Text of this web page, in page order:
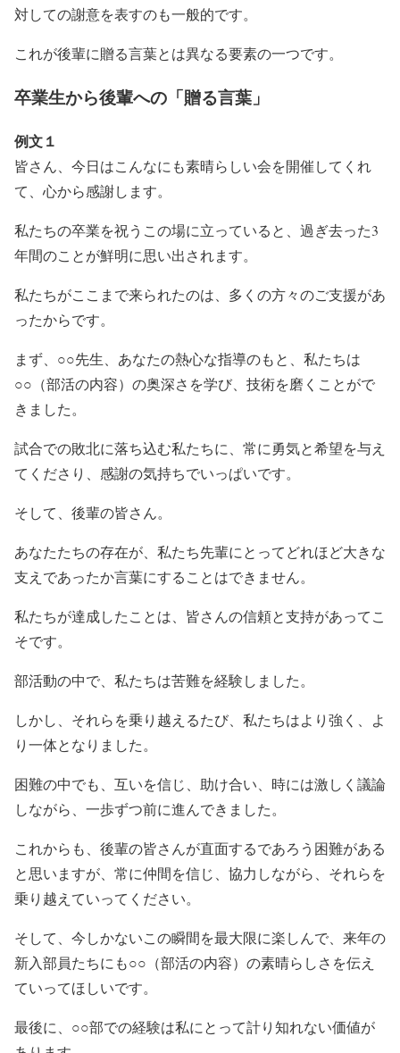
対しての謝意を表すのも一般的です。
これが後輩に贈る言葉とは異なる要素の一つです。
卒業生から後輩への「贈る言葉」
例文１
皆さん、今日はこんなにも素晴らしい会を開催してくれ
て、心から感謝します。
私たちの卒業を祝うこの場に立っていると、過ぎ去った3
年間のことが鮮明に思い出されます。
私たちがここまで来られたのは、多くの方々のご支援があ
ったからです。
まず、○○先生、あなたの熱心な指導のもと、私たちは
○○（部活の内容）の奥深さを学び、技術を磨くことがで
きました。
試合での敗北に落ち込む私たちに、常に勇気と希望を与え
てくださり、感謝の気持ちでいっぱいです。
そして、後輩の皆さん。
あなたたちの存在が、私たち先輩にとってどれほど大きな
支えであったか言葉にすることはできません。
私たちが達成したことは、皆さんの信頼と支持があってこ
そです。
部活動の中で、私たちは苦難を経験しました。
しかし、それらを乗り越えるたび、私たちはより強く、よ
り一体となりました。
困難の中でも、互いを信じ、助け合い、時には激しく議論
しながら、一歩ずつ前に進んできました。
これからも、後輩の皆さんが直面するであろう困難がある
と思いますが、常に仲間を信じ、協力しながら、それらを
乗り越えていってください。
そして、今しかないこの瞬間を最大限に楽しんで、来年の
新入部員たちにも○○（部活の内容）の素晴らしさを伝え
ていってほしいです。
最後に、○○部での経験は私にとって計り知れない価値が